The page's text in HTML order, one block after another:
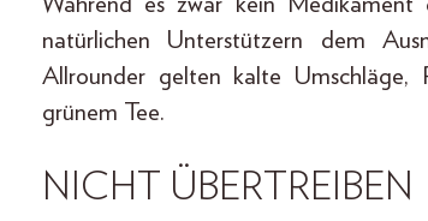
natürlichen Unterstützern dem
Allrounder gelten kalte Umschläge,
grünem Tee.
NICHT ÜBERTREIBEN